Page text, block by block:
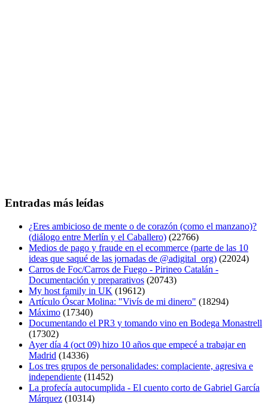
Entradas más leídas
¿Eres ambicioso de mente o de corazón (como el manzano)?
(diálogo entre Merlín y el Caballero) (22766)
Medios de pago y fraude en el ecommerce (parte de las 10
ideas que saqué de las jornadas de @adigital_org) (22024)
Carros de Foc/Carros de Fuego - Pirineo Catalán -
Documentación y preparativos (20743)
My host family in UK (19612)
Artículo Óscar Molina: "Vivís de mi dinero" (18294)
Máximo (17340)
Documentando el PR3 y tomando vino en Bodega Monastrell
(17302)
Ayer día 4 (oct 09) hizo 10 años que empecé a trabajar en
Madrid (14336)
Los tres grupos de personalidades: complaciente, agresiva e
independiente (11452)
La profecía autocumplida - El cuento corto de Gabriel García
Márquez (10314)